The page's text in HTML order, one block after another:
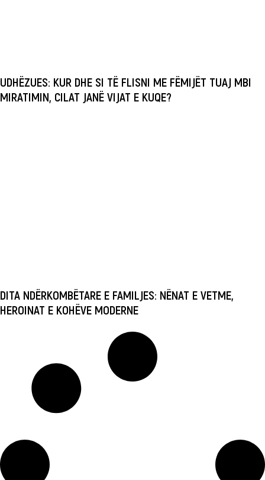
UDHËZUES: KUR DHE SI TË FLISNI ME FËMIJËT TUAJ MBI
MIRATIMIN, CILAT JANË VIJAT E KUQE?
DITA NDËRKOMBËTARE E FAMILJES: NËNAT E VETME,
HEROINAT E KOHËVE MODERNE